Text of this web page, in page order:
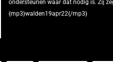
ondersteunen waar dat nodig is. Zij
{mp3}walden19apr22{/mp3}